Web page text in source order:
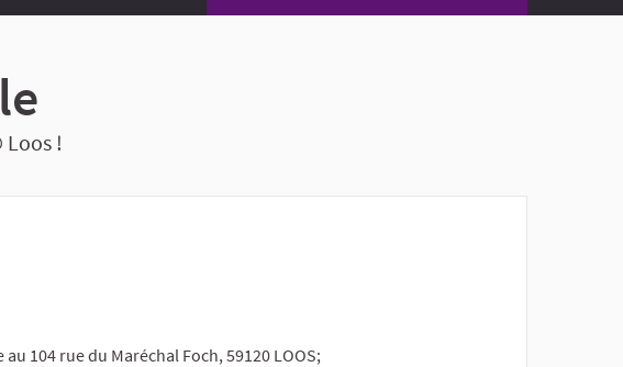
Loos !
104 rue du Maréchal Foch, 59120 LOOS;